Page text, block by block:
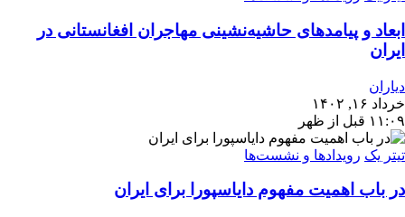
ابعاد و پیامدهای حاشیه‌نشینی مهاجران افغانستانی در
ایران
دیاران
خرداد ۱۶, ۱۴۰۲
۱۱:۰۹ قبل از ظهر
تیتر یک رویدادها و نشست‌ها
در باب اهمیت مفهوم دایاسپورا برای ایران